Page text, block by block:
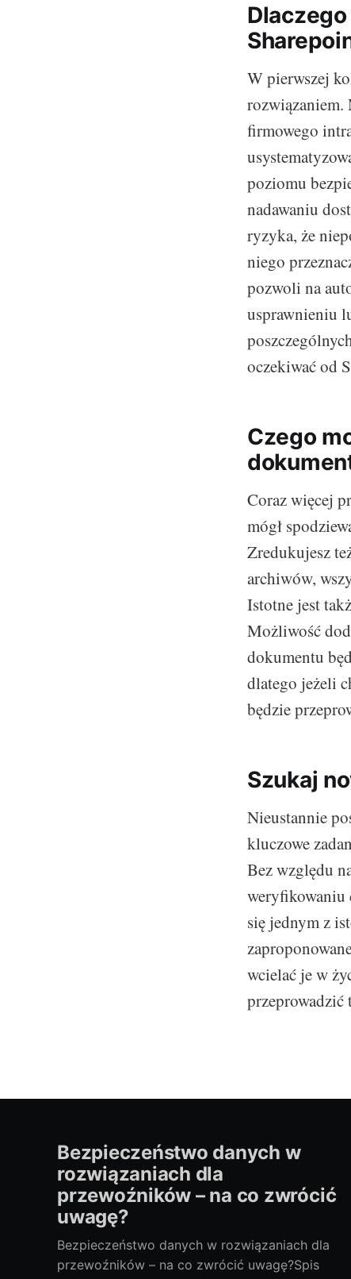
W pierwszej
rozwiązaniem.
firmowego
poziomu
nadawaniu
ryzyka, że
niego
pozwoli na
usprawnieniu
oczekiwać od
Czego
Coraz więcej
mógł
Zredukujesz
archiwów,
Istotne jest
Możliwość
dokumentu
dlatego jeżeli
będzie
Szukaj
Nieustannie
kluczowe
Bez względu
weryfikowaniu
się jednym z
wcielać je w
przeprowadzić
Bezpieczeństwo danych w
rozwiązaniach dla
przewoźników – na co zwrócić
uwagę?
Bezpieczeństwo danych w rozwiązaniach dla
przewoźników – na co zwrócić uwagę?Spis